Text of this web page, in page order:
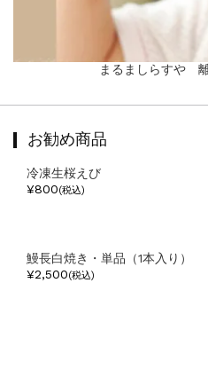
まるましらすや
お勧め商品
冷凍生桜えび
¥800(税込)
鰻長白焼き・単品（1本入り）
¥2,500(税込)